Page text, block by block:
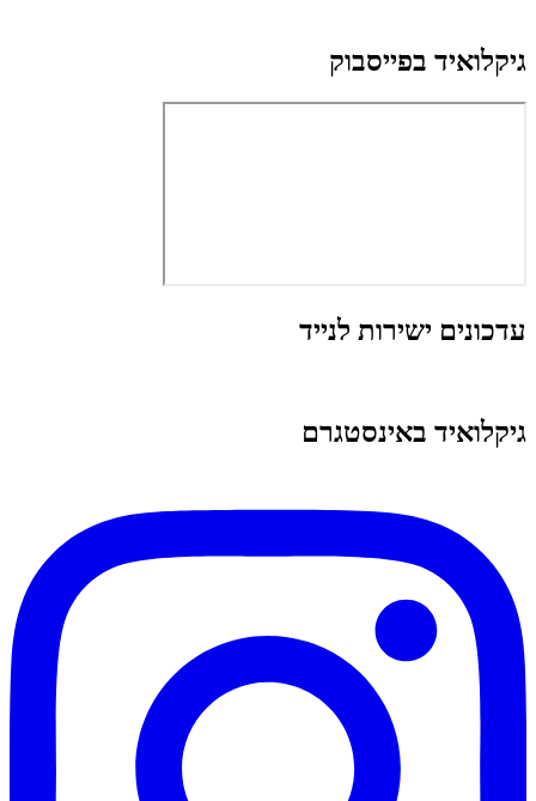
גיקלואיד בפייסבוק
עדכונים ישירות לנייד
גיקלואיד באינסטגרם